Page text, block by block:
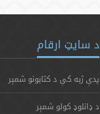
د سایټ ارقام
پدې ژبه کې د کتابونو شمېر
د ډانلوډ کولو شمېر